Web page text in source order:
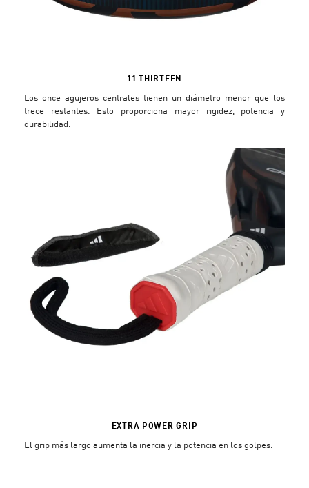
11 THIRTEEN
Los once agujeros centrales tienen un diámetro menor que los
trece restantes. Esto proporciona mayor rigidez, potencia y
durabilidad.
EXTRA POWER GRIP
El grip más largo aumenta la inercia y la potencia en los golpes.